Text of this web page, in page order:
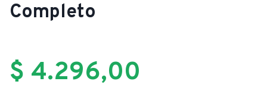
Completo
$ 4.296,00